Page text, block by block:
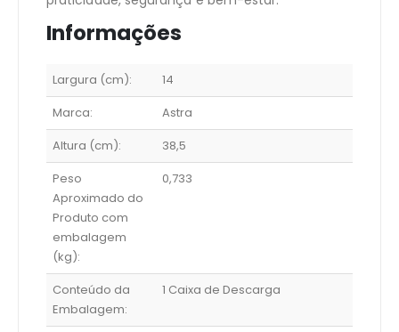
Informações
Largura (cm):
14
Marca:
Astra
Altura (cm):
38,5
Peso
Aproximado do
Produto com
embalagem
(kg):
0,733
Conteúdo da
Embalagem:
1 Caixa de Descarga